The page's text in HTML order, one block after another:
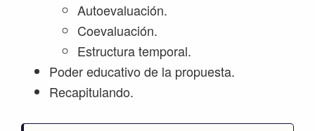
Autoevaluación.
Coevaluación.
Estructura temporal.
Poder educativo de la propuesta.
Recapitulando.